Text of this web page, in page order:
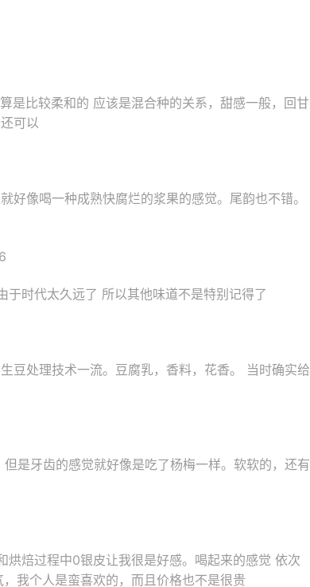
是比较柔和的 应该是混合种的关系，甜感一般，回甘
可以
好像喝一种成熟快腐烂的浆果的感觉。尾韵也不错。
时代太久远了 所以其他味道不是特别记得了
豆处理技术一流。豆腐乳，香料，花香。 当时确实给
是牙齿的感觉就好像是吃了杨梅一样。软软的，还有
烘焙过程中0银皮让我很是好感。喝起来的感觉 依次
我个人是蛮喜欢的，而且价格也不是很贵